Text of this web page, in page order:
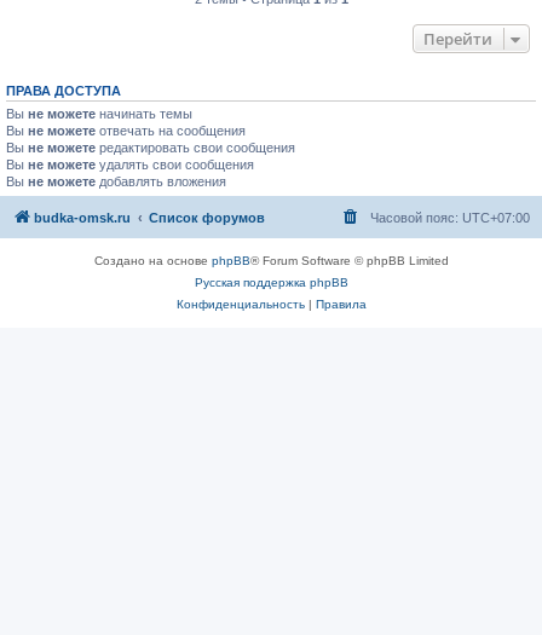
Перейти
ПРАВА ДОСТУПА
Вы не можете начинать темы
Вы не можете отвечать на сообщения
Вы не можете редактировать свои сообщения
Вы не можете удалять свои сообщения
Вы не можете добавлять вложения
budka-omsk.ru Список форумов Часовой пояс: UTC+07:00
Создано на основе phpBB® Forum Software © phpBB Limited
Русская поддержка phpBB
Конфиденциальность| Правила